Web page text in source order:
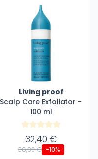
Living proof
Scalp Care Exfoliator -
100 ml
32,40 €
36,00 € -10%